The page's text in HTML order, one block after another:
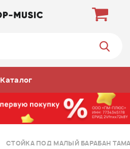
Каталог
СТОЙКА ПОД МАЛЫЙ БАРАБАН TAMA